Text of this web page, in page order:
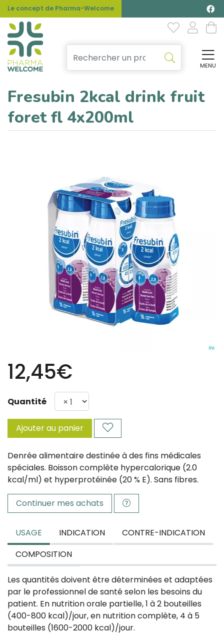
Le concept de Pharma-Welcome
MENU
Fresubin 2kcal drink fruit
foret fl 4x200ml
12,45€
Quantité
Ajouter au panier
Denrée alimentaire destinée à des fins médicales
spéciales. Boisson complète hypercalorique (2.0
kcal/ml) et hyperprotéinée (20 % E). Sans fibres.
Continuer mes achats
USAGE INDICATION
CONTRE-INDICATION
COMPOSITION
Les quantités doivent être déterminées et adaptées
par le professionnel de santé selon les besoins du
patient. En nutrition orale partielle, 1 à 2 bouteilles
(400-800 kcal)/jour, en nutrition complète, 4 à 5
bouteilles (1600-2000 kcal)/jour.